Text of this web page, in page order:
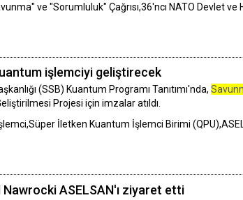
ve "Sorumluluk" Çağrısı,36'ncı NATO Devlet ve
işlemciyi geliştirecek
(SSB) Kuantum Programı Tanıtımı'nda,
Projesi için imzalar atıldı.
İletken Kuantum İşlemci Birimi
ASELSAN'ı ziyaret etti